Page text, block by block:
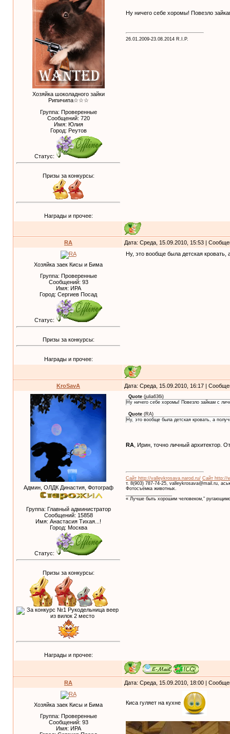
Хозяйка шоколадного зайки
Рипичипа☆☆☆
Группа: Проверенные
Сообщений: 720
Имя: Юлия
Город: Реутов
Статус:
Призы за конкурсы:
Награды и прочее:
Ну ничего себе хоромы! Повезло
26.01.2009-23.08.2014 R.I.P.
RA Дата: Среда, 15.09.2010, 15:53 |
Хозяйка заек Кисы и Бима
Группа: Проверенные
Сообщений: 93
Имя: ИРА
Город: Сергиев Посад
Статус:
Призы за конкурсы:
Награды и прочее:
Ну, это вообще была детская кровать,
KroSavA Дата: Среда, 15.09.2010, 16:17 |
Админ, ОЛДК Династия, Фотограф
Группа: Главный администратор
Сообщений: 15858
Имя: Анастасия Тихая...!
Город: Москва
Статус:
Призы за конкурсы:
Награды и прочее:
Quote (julia636i)
Ну ничего себе хоромы! Повезло зайкам с
Quote (RA)
Ну, это вообще была детская кровать, а
RA , Ирин, точно личный архитектор.
Сайт http://valleykrosava.narod.ru/ Сайт http://
т. 8(903) 787-74-25, valleykrosava@mail.ru,
Фотосъёмка животных.
« Лучше быть хорошим человеком,"
RA Дата: Среда, 15.09.2010, 18:00 |
Хозяйка заек Кисы и Бима
Группа: Проверенные
Сообщений: 93
Имя: ИРА
Киса гуляет на кухне